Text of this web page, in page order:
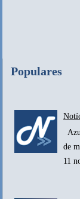
Populares
de
11